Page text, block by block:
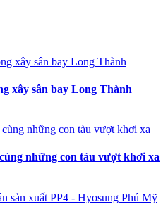
xây sân bay Long Thành
những con tàu vượt khơi xa